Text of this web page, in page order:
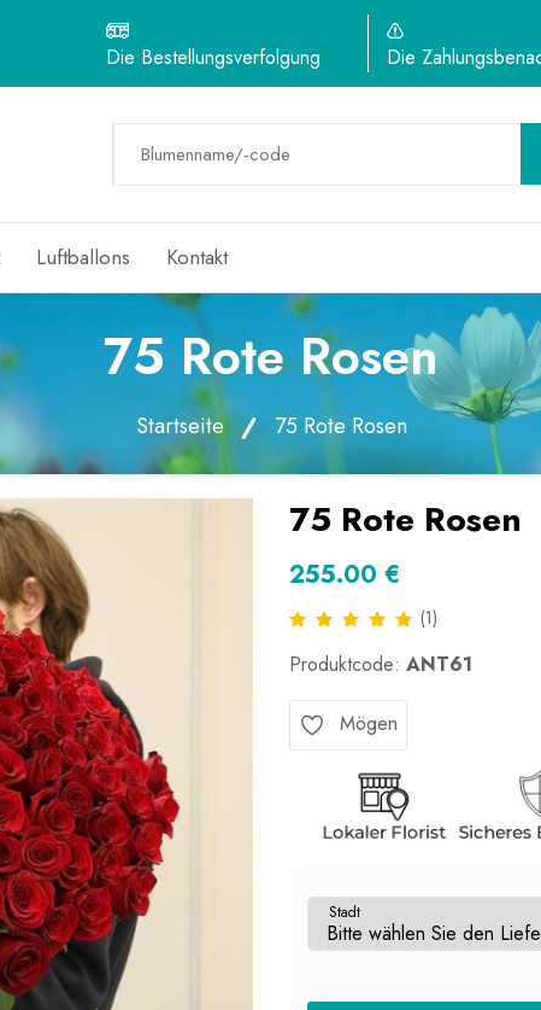
Die Bestellungsverfolgung Die
Luftballons Kontakt
75 Rote Rosen
Startseite 75 Rote Rosen
75 Rote Rosen
255.00 €
(1)
Produktcode: ANT61
Mögen
Stadt